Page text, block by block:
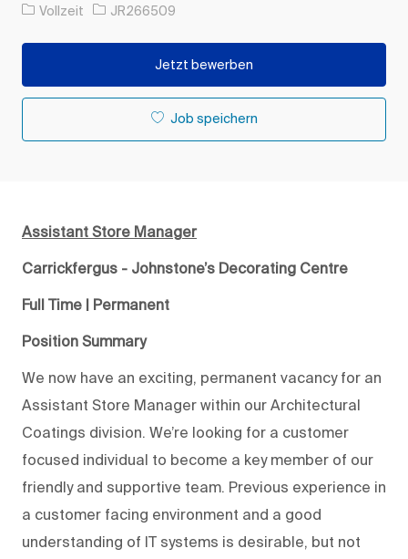
Auftragstyp
Vollzeit Auftrags-ID
JR266509
Jetzt bewerben
Job speichern
Assistant Store Manager
Carrickfergus - Johnstone’s Decorating Centre
Full Time | Permanent
Position Summary
We now have an exciting, permanent vacancy for an
Assistant Store Manager within our Architectural
Coatings division. We’re looking for a customer
focused individual to become a key member of our
friendly and supportive team. Previous experience in
a customer facing environment and a good
understanding of IT systems is desirable, but not